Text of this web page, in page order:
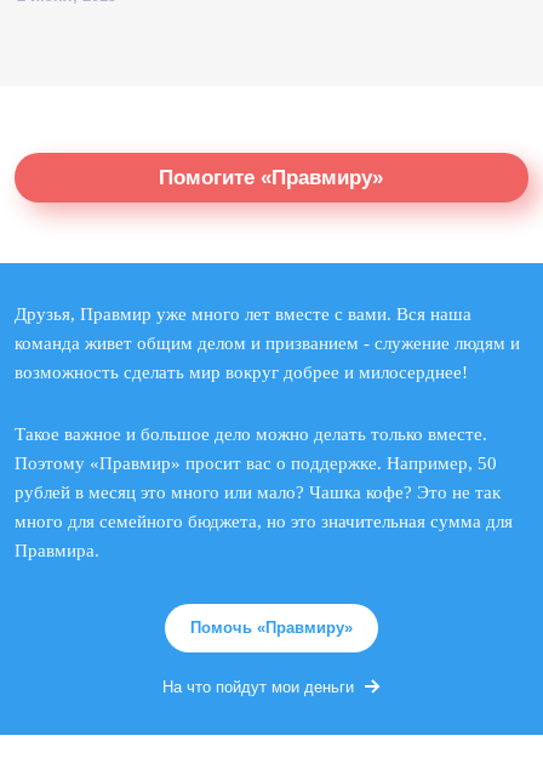
Помогите «Правмиру»
Друзья, Правмир уже много лет вместе с вами. Вся наша
команда живет общим делом и призванием - служение людям и
возможность сделать мир вокруг добрее и милосерднее!
Такое важное и большое дело можно делать только вместе.
Поэтому «Правмир» просит вас о поддержке. Например, 50
рублей в месяц это много или мало? Чашка кофе? Это не так
много для семейного бюджета, но это значительная сумма для
Правмира.
Помочь «Правмиру»
На что пойдут мои деньги